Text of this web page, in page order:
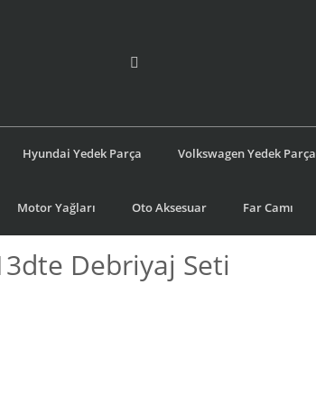
Hyundai Yedek Parça Volkswagen Yedek Parça
Motor Yağları Oto Aksesuar Far Camı
Debriyaj Seti